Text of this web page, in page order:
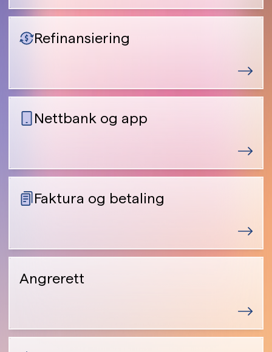
Refinansiering
Nettbank og app
Faktura og betaling
Angrerett